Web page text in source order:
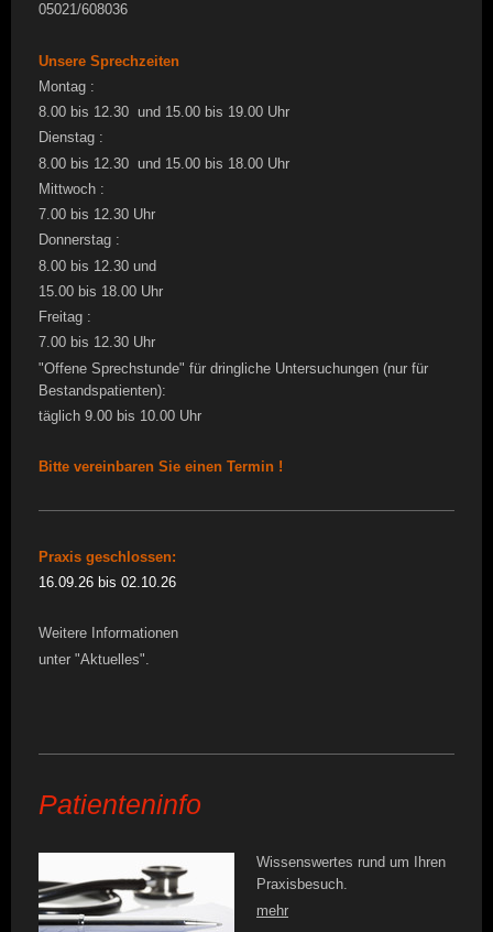
05021/608036
Unsere Sprechzeiten
Montag :
8.00 bis 12.30 und 15.00 bis 19.00 Uhr
Dienstag :
8.00 bis 12.30 und 15.00 bis 18.00 Uhr
Mittwoch :
7.00 bis 12.30 Uhr
Donnerstag :
8.00 bis 12.30 und
15.00 bis 18.00 Uhr
Freitag :
7.00 bis 12.30 Uhr
"Offene Sprechstunde" für dringliche Untersuchungen (nur für
Bestandspatienten):
täglich 9.00 bis 10.00 Uhr
Bitte vereinbaren Sie einen Termin !
Praxis geschlossen:
16.09.26 bis 02.10.26
Weitere Informationen
unter "Aktuelles".
Patienteninfo
Wissenswertes rund um Ihren
Praxisbesuch.
mehr